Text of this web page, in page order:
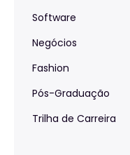
Software
Negócios
Fashion
Pós-Graduação
Trilha de Carreira